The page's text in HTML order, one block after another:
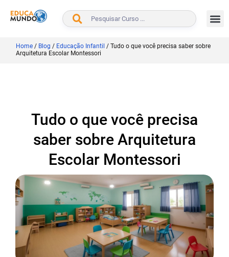
BUSCAR
Home / Blog / Educação Infantil / Tudo o que você precisa saber sobre
Arquitetura Escolar Montessori
Tudo o que você precisa
saber sobre Arquitetura
Escolar Montessori